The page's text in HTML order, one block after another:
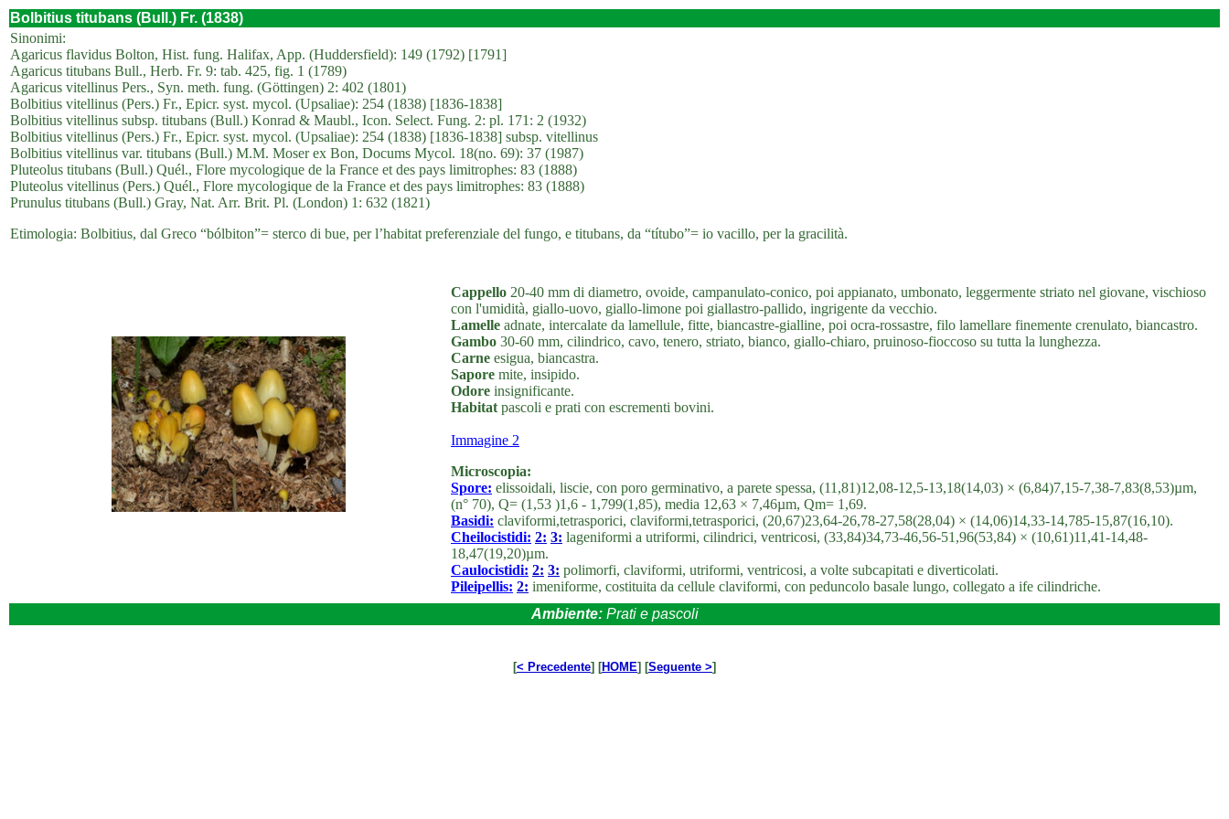
Bolbitius titubans (Bull.) Fr. (1838)
Sinonimi:
Agaricus flavidus Bolton, Hist. fung. Halifax, App. (Huddersfield): 149 (1792) [1791]
Agaricus titubans Bull., Herb. Fr. 9: tab. 425, fig. 1 (1789)
Agaricus vitellinus Pers., Syn. meth. fung. (Göttingen) 2: 402 (1801)
Bolbitius vitellinus (Pers.) Fr., Epicr. syst. mycol. (Upsaliae): 254 (1838) [1836-1838]
Bolbitius vitellinus subsp. titubans (Bull.) Konrad & Maubl., Icon. Select. Fung. 2: pl. 171: 2 (1932)
Bolbitius vitellinus (Pers.) Fr., Epicr. syst. mycol. (Upsaliae): 254 (1838) [1836-1838] subsp. vitellinus
Bolbitius vitellinus var. titubans (Bull.) M.M. Moser ex Bon, Docums Mycol. 18(no. 69): 37 (1987)
Pluteolus titubans (Bull.) Quél., Flore mycologique de la France et des pays limitrophes: 83 (1888)
Pluteolus vitellinus (Pers.) Quél., Flore mycologique de la France et des pays limitrophes: 83 (1888)
Prunulus titubans (Bull.) Gray, Nat. Arr. Brit. Pl. (London) 1: 632 (1821)
Etimologia: Bolbitius, dal Greco “bólbiton”= sterco di bue, per l’habitat preferenziale del fungo, e titubans, da “títubo”= io vacillo, per la gracilità.
Cappello 20-40 mm di diametro, ovoide, campanulato-conico, poi appianato, umbonato, leggermente striato nel giovane, vischioso
con l'umidità, giallo-uovo, giallo-limone poi giallastro-pallido, ingrigente da vecchio.
Lamelle adnate, intercalate da lamellule, fitte, biancastre-gialline, poi ocra-rossastre, filo lamellare finemente crenulato, biancastro.
Gambo 30-60 mm, cilindrico, cavo, tenero, striato, bianco, giallo-chiaro, pruinoso-fioccoso su tutta la lunghezza.
Carne esigua, biancastra.
Sapore mite, insipido.
Odore insignificante.
Habitat pascoli e prati con escrementi bovini.
Immagine 2
Microscopia:
Spore: elissoidali, liscie, con poro germinativo, a parete spessa, (11,81)12,08-12,5-13,18(14,03) × (6,84)7,15-7,38-7,83(8,53)µm,
(n° 70), Q= (1,53 )1,6 - 1,799(1,85), media 12,63 × 7,46µm, Qm= 1,69.
Basidi: claviformi,tetrasporici, claviformi,tetrasporici, (20,67)23,64-26,78-27,58(28,04) × (14,06)14,33-14,785-15,87(16,10).
Cheilocistidi: 2: 3: lageniformi a utriformi, cilindrici, ventricosi, (33,84)34,73-46,56-51,96(53,84) × (10,61)11,41-14,48-
18,47(19,20)µm.
Caulocistidi: 2: 3: polimorfi, claviformi, utriformi, ventricosi, a volte subcapitati e diverticolati.
Pileipellis: 2: imeniforme, costituita da cellule claviformi, con peduncolo basale lungo, collegato a ife cilindriche.
Ambiente: Prati e pascoli
[< Precedente] [HOME] [Seguente >]